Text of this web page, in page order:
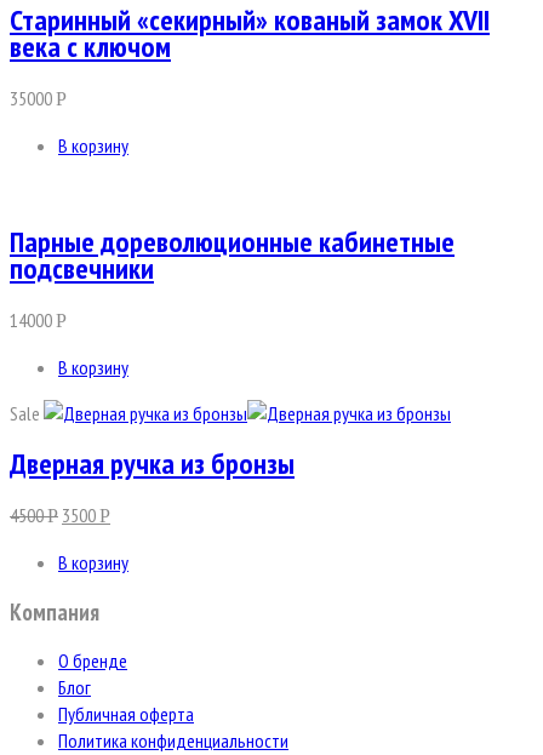
Старинный «секирный» кованый замок XVII
века с ключом
35000Р
В корзину
Парные дореволюционные кабинетные
подсвечники
14000Р
В корзину
Sale
Дверная ручка из бронзы
4500Р 3500Р
В корзину
Компания
О бренде
Блог
Публичная оферта
Политика конфиденциальности